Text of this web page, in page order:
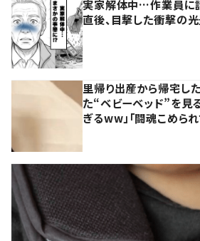
実家解体中…作業員に
直後、目撃した衝撃の光
里帰り出産から帰宅し
た“ベビーベッド”を見
ぎるww」「闘魂こめら